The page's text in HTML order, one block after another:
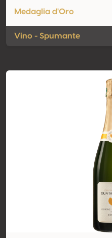
Medaglia d'Oro
Vino - Spumante